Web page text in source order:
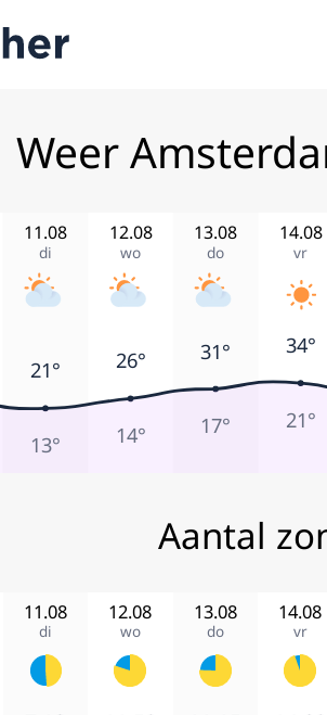
Weer
di
11.08
wo
12.08
do
13.08
vr
14.08
21°
13°
26°
14°
31°
17°
34°
21°
Aantal
11.08
di
12.08
wo
13.08
do
14.08
vr